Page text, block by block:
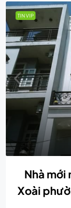
TIN VIP
Nhà mới
Xoài